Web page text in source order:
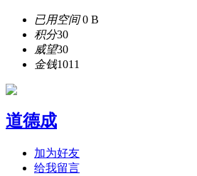
已用空间0 B
积分30
威望30
金钱1011
道德成
加为好友
给我留言